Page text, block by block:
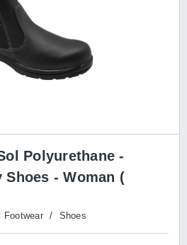
Polyurethane -
Shoes - Woman (
Footwear / Shoes